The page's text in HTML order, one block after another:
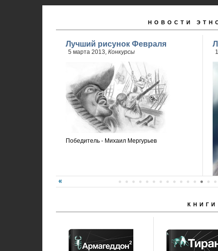
НОВОСТИ
Лучший рисунок Февраля
5 марта 2013, Конкурсы
Победитель - Михаил Мергурьев
КНИГИ